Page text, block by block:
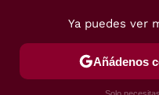
POSTRES VIAJES
Ya puedes ver
Añádenos